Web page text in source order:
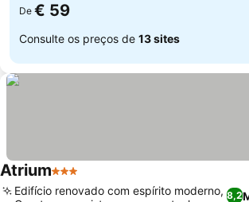
De € 59
Consulte os preços de 13 sites
Atrium3 Estrelas
8,2
Edifício renovado com espírito moderno,